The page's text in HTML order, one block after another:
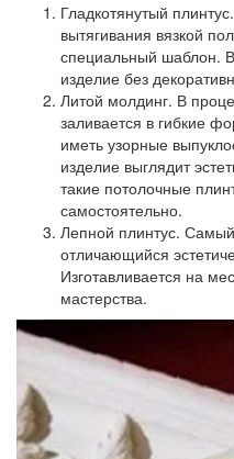
Гладкотянутый плинтус.
вытягивания вязкой
специальный шаблон.
изделие без
Литой молдинг. В
заливается в гибкие
иметь узорные
изделие выглядит
такие потолочные
самостоятельно.
Лепной плинтус. Самый
отличающийся
Изготавливается на
мастерства.